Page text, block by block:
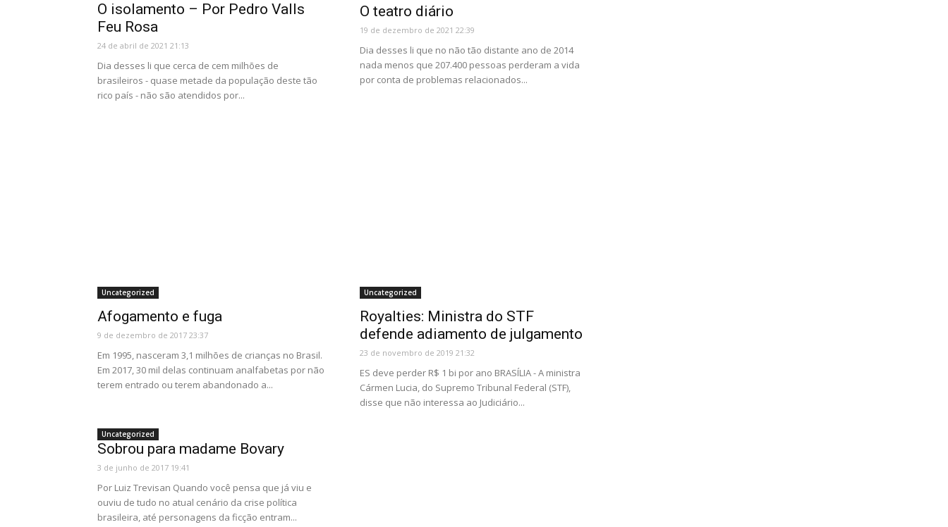
O isolamento – Por Pedro Valls
Feu Rosa
24 de abril de 2021 21:13
Dia desses li que cerca de cem milhões de
brasileiros - quase metade da população deste tão
rico país - não são atendidos por...
O teatro diário
19 de dezembro de 2021 22:39
Dia desses li que no não tão distante ano de 2014
nada menos que 207.400 pessoas perderam a vida
por conta de problemas relacionados...
Uncategorized
Afogamento e fuga
9 de dezembro de 2017 23:37
Em 1995, nasceram 3,1 milhões de crianças no Brasil.
Em 2017, 30 mil delas continuam analfabetas por não
terem entrado ou terem abandonado a...
Uncategorized
Royalties: Ministra do STF
defende adiamento de julgamento
23 de novembro de 2019 21:32
ES deve perder R$ 1 bi por ano BRASÍLIA - A ministra
Cármen Lucia, do Supremo Tribunal Federal (STF),
disse que não interessa ao Judiciário...
Uncategorized
Sobrou para madame Bovary
3 de junho de 2017 19:41
Por Luiz Trevisan Quando você pensa que já viu e
ouviu de tudo no atual cenário da crise política
brasileira, até personagens da ficção entram...